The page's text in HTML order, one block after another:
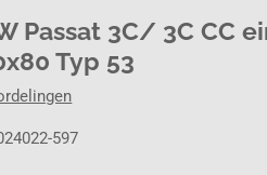
Passat 3C/ 3C CC
Typ 53
597